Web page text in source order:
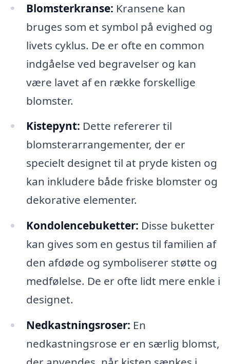
Blomsterkranse: Kransene kan
bruges som et symbol på evighed og
livets cyklus. De er ofte en common
indgåelse ved begravelser og kan
være lavet af en række forskellige
blomster.
Kistepynt: Dette refererer til
blomsterarrangementer, der er
specielt designet til at pryde kisten og
kan inkludere både friske blomster og
dekorative elementer.
Kondolencebuketter: Disse buketter
kan gives som en gestus til familien af
den afdøde og symboliserer støtte og
medfølelse. De er ofte lidt mere enkle i
designet.
Nedkastningsroser: En
nedkastningsrose er en særlig blomst,